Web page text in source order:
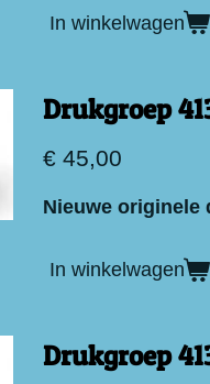
In winkelwagen
Drukgroep
€ 45,00
Nieuwe originele
In winkelwagen
Drukgroep